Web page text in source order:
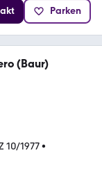
Parken
(Baur)
10/1977•